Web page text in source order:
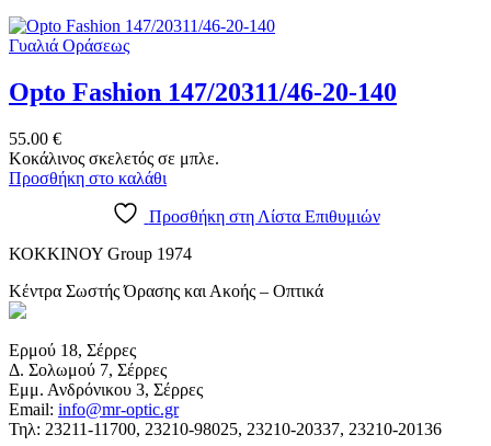
Γυαλιά Οράσεως
Opto Fashion 147/20311/46-20-140
55.00 €
Κοκάλινος σκελετός σε μπλε.
Προσθήκη στο καλάθι
Προσθήκη στη Λίστα Επιθυμιών
ΚΟΚΚΙΝΟΥ Group 1974
Κέντρα Σωστής Όρασης και Ακοής – Οπτικά
Ερμού 18, Σέρρες
Δ. Σολωμού 7, Σέρρες
Εμμ. Ανδρόνικου 3, Σέρρες
Email: info@mr-optic.gr
Τηλ: 23211-11700, 23210-98025, 23210-20337, 23210-20136